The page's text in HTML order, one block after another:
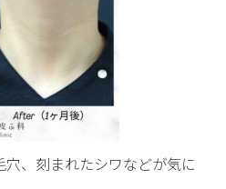
、刻まれたシワなどが気に